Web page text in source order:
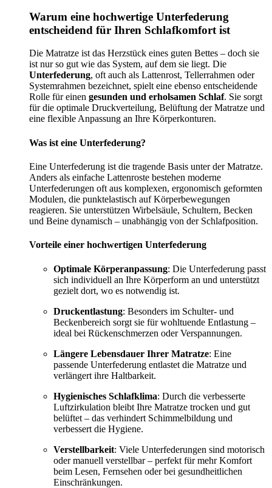
Warum eine hochwertige Unterfederung
entscheidend für Ihren Schlafkomfort ist
Die Matratze ist das Herzstück eines guten Bettes – doch sie
ist nur so gut wie das System, auf dem sie liegt. Die
Unterfederung, oft auch als Lattenrost, Tellerrahmen oder
Systemrahmen bezeichnet, spielt eine ebenso entscheidende
Rolle für einen gesunden und erholsamen Schlaf. Sie sorgt
für die optimale Druckverteilung, Belüftung der Matratze und
eine flexible Anpassung an Ihre Körperkonturen.
Was ist eine Unterfederung?
Eine Unterfederung ist die tragende Basis unter der Matratze.
Anders als einfache Lattenroste bestehen moderne
Unterfederungen oft aus komplexen, ergonomisch geformten
Modulen, die punktelastisch auf Körperbewegungen
reagieren. Sie unterstützen Wirbelsäule, Schultern, Becken
und Beine dynamisch – unabhängig von der Schlafposition.
Vorteile einer hochwertigen Unterfederung
Optimale Körperanpassung: Die Unterfederung passt
sich individuell an Ihre Körperform an und unterstützt
gezielt dort, wo es notwendig ist.
Druckentlastung: Besonders im Schulter- und
Beckenbereich sorgt sie für wohltuende Entlastung –
ideal bei Rückenschmerzen oder Verspannungen.
Längere Lebensdauer Ihrer Matratze: Eine
passende Unterfederung entlastet die Matratze und
verlängert ihre Haltbarkeit.
Hygienisches Schlafklima: Durch die verbesserte
Luftzirkulation bleibt Ihre Matratze trocken und gut
belüftet – das verhindert Schimmelbildung und
verbessert die Hygiene.
Verstellbarkeit: Viele Unterfederungen sind motorisch
oder manuell verstellbar – perfekt für mehr Komfort
beim Lesen, Fernsehen oder bei gesundheitlichen
Einschränkungen.